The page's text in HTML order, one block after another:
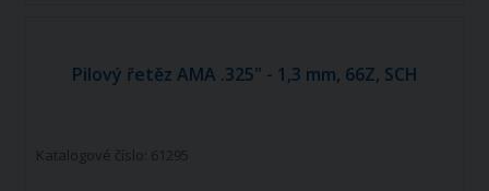
Pilový řetěz AMA .325" - 1,3 mm, 66Z, SCH
Katalogové číslo: 61295